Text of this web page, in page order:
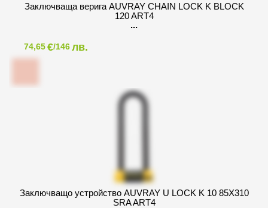
Заключваща верига AUVRAY CHAIN LOCK K BLOCK
120 ART4
74,65€/146лв.
Заключващо устройство AUVRAY U LOCK K 10 85X310
SRA ART4